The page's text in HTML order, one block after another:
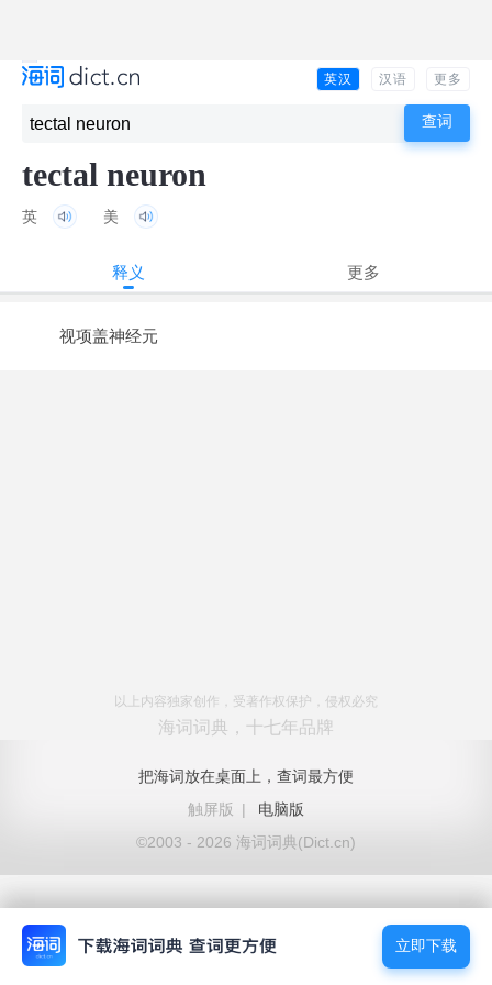
英汉 汉语 更多
tectal neuron
英 美
释义 更多
视项盖神经元
以上内容独家创作，受著作权保护，侵权必究
海词词典，十七年品牌
把海词放在桌面上，查词最方便
触屏版
|
电脑版
©2003 - 2026 海词词典(Dict.cn)
立即下载
立即下载